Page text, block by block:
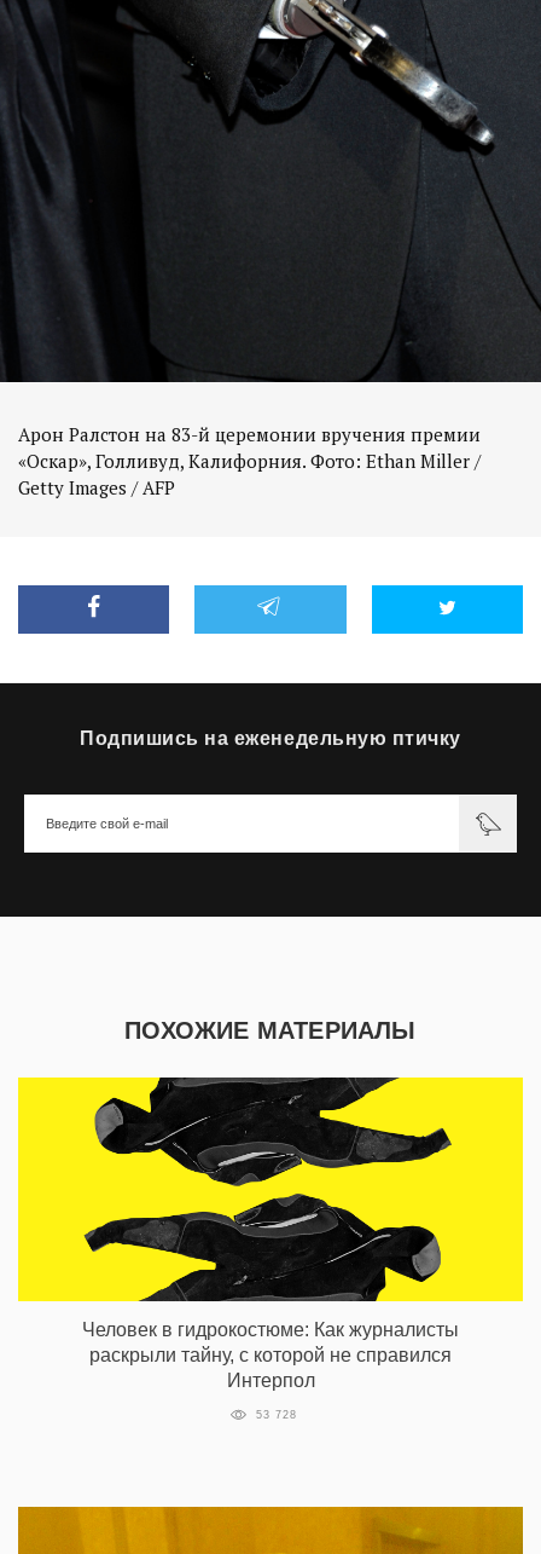
Арон Ралстон на 83-й церемонии вручения премии
«Оскар», Голливуд, Калифорния. Фото: Ethan Miller /
Getty Images / AFP
Подпишись на еженедельную птичку
ПОХОЖИЕ МАТЕРИАЛЫ
Человек в гидрокостюме: Как журналисты
раскрыли тайну, с которой не справился
Интерпол
53 728